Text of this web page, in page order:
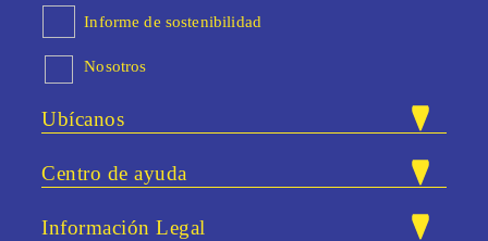
Informe de sostenibilidad
Nosotros
Ubícanos
Carrera 47 # 83A - 40. Bloque 25 /
Centro de ayuda
Información Legal